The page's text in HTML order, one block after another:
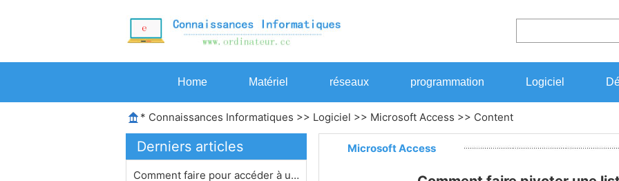
Home Matériel réseaux programmation Logiciel
* Connaissances Informatiques >> Logiciel >> Microsoft Access >> Content
Derniers articles
Comment faire pour accéder à une l…
Microsoft Access